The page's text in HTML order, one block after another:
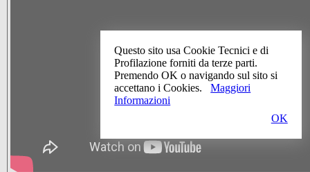
Questo sito usa Cookie Tecnici e di
Profilazione forniti da terze parti.
Premendo OK o navigando sul sito si
accettano i Cookies.
Maggiori
Informazioni
OK